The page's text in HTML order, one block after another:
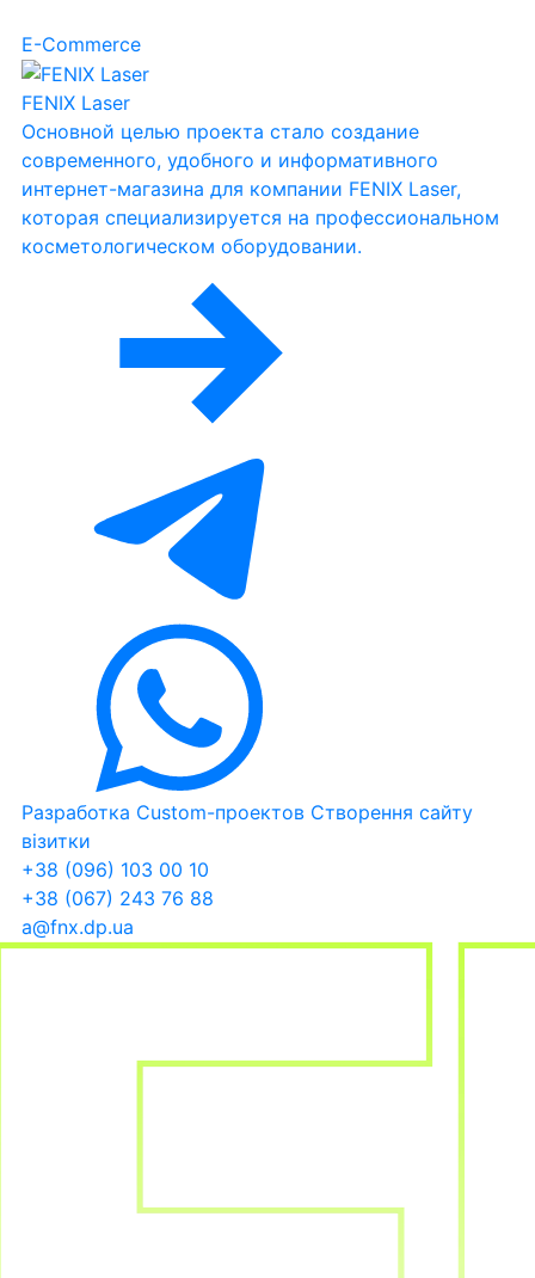
E-Commerce
FENIX Laser
Основной целью проекта стало создание
современного, удобного и информативного
интернет-магазина для компании FENIX Laser,
которая специализируется на профессиональном
косметологическом оборудовании.
Разработка Custom-проектов Створення сайту
візитки
+38 (096) 103 00 10
+38 (067) 243 76 88
a@fnx.dp.ua